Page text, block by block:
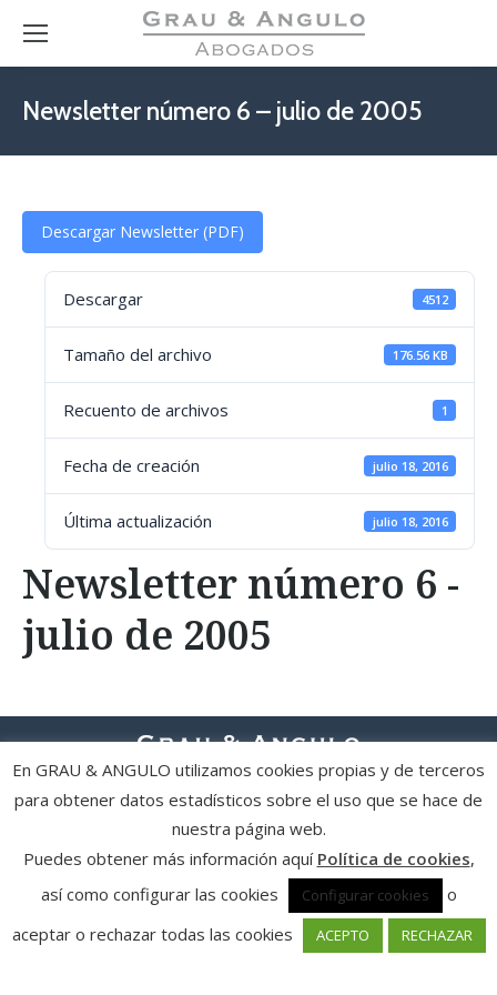
Newsletter número 6 – julio de 2005
Descargar Newsletter (PDF)
Descargar 4512
Tamaño del archivo 176.56 KB
Recuento de archivos 1
Fecha de creación julio 18, 2016
Última actualización julio 18, 2016
Newsletter número 6 -
julio de 2005
Política de privacidad y condiciones de uso| Política de cookies|
© Grau & Angulo Abogados
En GRAU & ANGULO utilizamos cookies propias y de terceros
para obtener datos estadísticos sobre el uso que se hace de
nuestra página web.
Puedes obtener más información aquí Política de cookies,
así como configurar las cookies
Configurar cookies
o
aceptar o rechazar todas las cookies
ACEPTO RECHAZAR